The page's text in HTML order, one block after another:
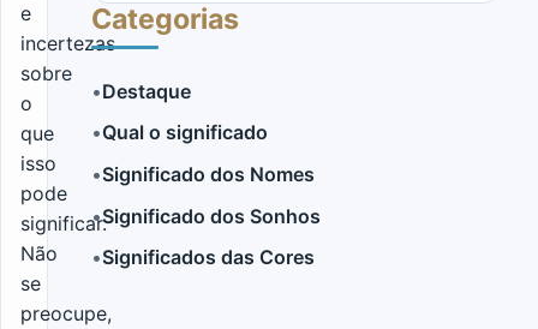
e
incertezas
sobre
o
que
isso
pode
significar.
Não
se
preocupe,
LER MAIS
Categorias
•Destaque
•Qual o significado
•Significado dos Nomes
•Significado dos Sonhos
•Significados das Cores